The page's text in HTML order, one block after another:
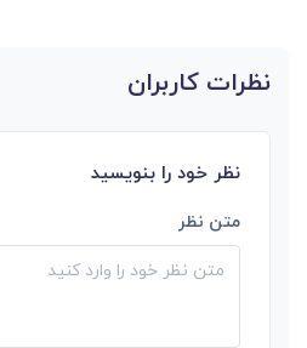
نظرات کاربران
نظر خود را بنویسید
متن نظر